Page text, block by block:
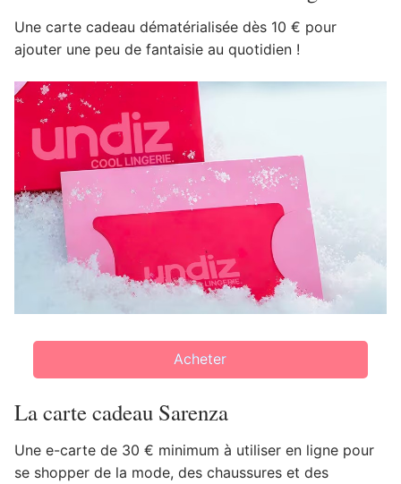
Une carte cadeau dématérialisée dès 10 € pour
ajouter une peu de fantaisie au quotidien !
Acheter
La carte cadeau Sarenza
Une e-carte de 30 € minimum à utiliser en ligne pour
se shopper de la mode, des chaussures et des